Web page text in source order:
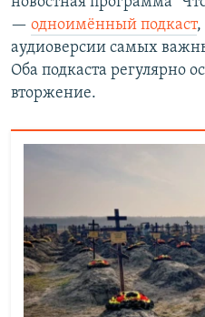
— одноимённый подкаст,
аудиоверсии самых
Оба подкаста регулярно
вторжение.